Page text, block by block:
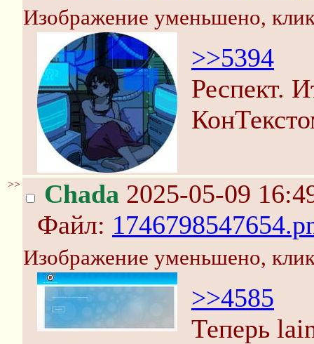
Изображение уменьшено,
>>5394
Респект.
>> Chada 2025-05-09
Файл:
Изображение уменьшено,
>>4585
Теперь